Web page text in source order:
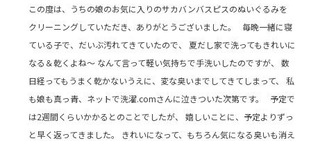
この度は、うちの娘のお気に入りのサカバンバスピスのぬいぐるみを
クリーニングしていただき、ありがとうございました。 毎晩一緒に寝
ている子で、だいぶ汚れてきていたので、 夏だし家で洗ってもきれいに
なる＆乾くよね～ なんて言って軽い気持ちで手洗いしたのですが、 数
日経ってもうまく乾かないうえに、変な臭いまでしてきてしまって、 私
も娘も真っ青、ネットで洗濯.comさんに泣きついた次第です。 予定で
は2週間くらいかかるとのことでしたが、 嬉しいことに、予定よりずっ
と早く返ってきました。 きれいになって、もちろん気になる臭いも消え